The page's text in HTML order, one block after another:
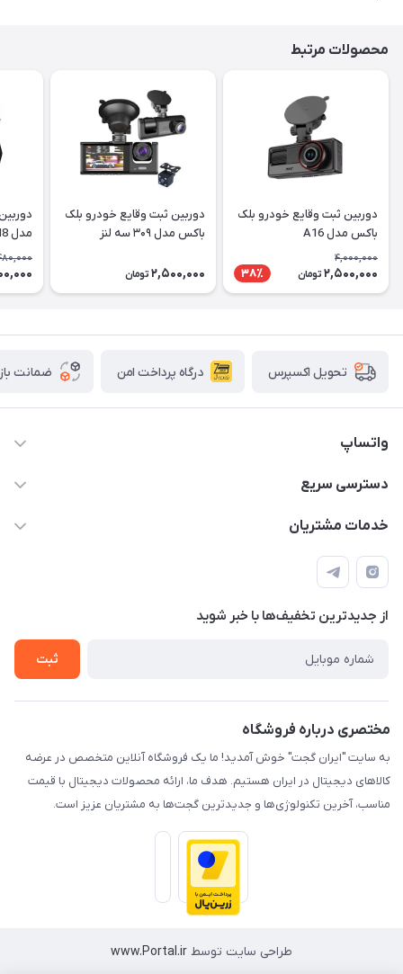
محصولات مرتبط
دوربین ثبت وقایع خودرو بلک
باکس مدل A16
4,000,000
2,500,000 تومان 38٪
دوربین ثبت وقایع خودرو بلک
باکس مدل ۳۰۹ سه لنز
2,500,000 تومان
مدل M8
تحویل اکسپرس درگاه پرداخت امن ضمانت
واتساپ
09933276933 واتس اپ و اینستاگرام - فقط
دسترسی سریع
حساب کاربری
لیست محصولات
درباره ما
خدمات مشتریان
قوانین و مقررات
حریم خصوصی
راهنما
از جدید‌ترین تخفیف‌ها با‌ خبر شوید
ثبت
مختصری درباره فروشگاه
به سایت "ایران گجت" خوش آمدید! ما یک فروشگاه آنلاین متخصص در عرضه
کالاهای دیجیتال در ایران هستیم. هدف ما، ارائه محصولات دیجیتال با قیمت
مناسب، آخرین تکنولوژی‌ها و جدیدترین گجت‌ها به مشتریان عزیز است.
طراحی سایت توسط www.Portal.ir